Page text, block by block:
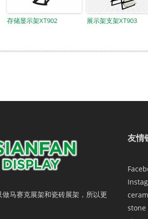
存储显示架XT902 展示架支架XT903
做马赛克展架和瓷砖展架，所以更
友情
stone